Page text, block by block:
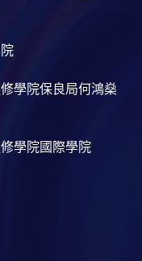
學院保良局何鴻燊
學院國際學院